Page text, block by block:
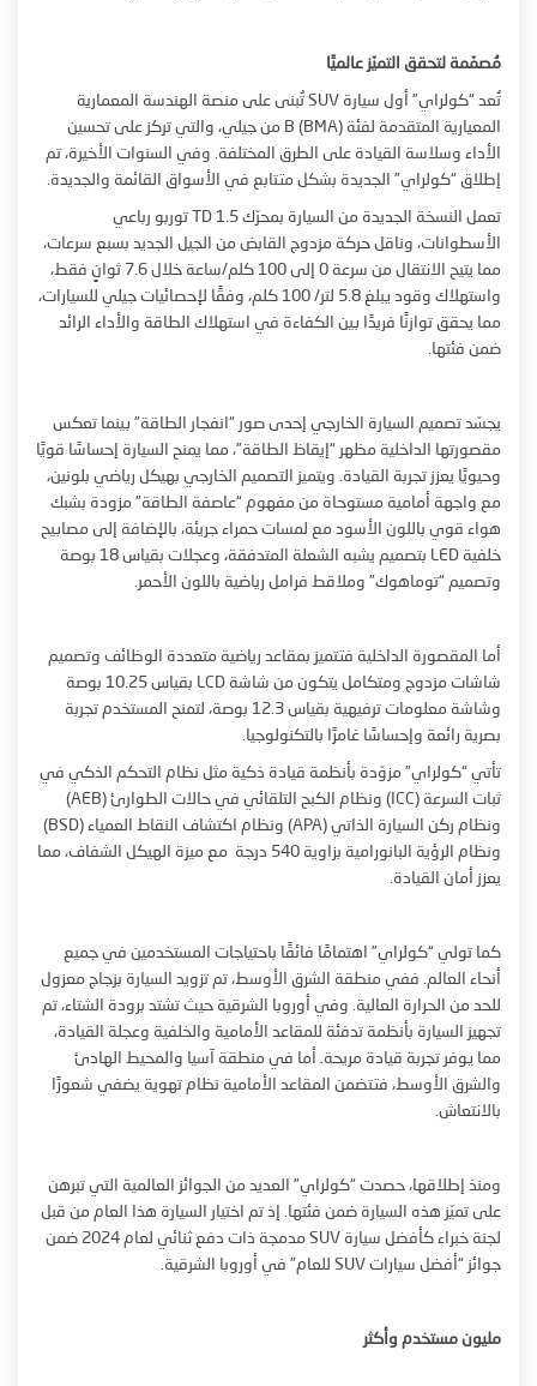
مُصمّمة لتحقق التميّز عالميًا
تُعد “كولراي” أول سيارة SUV تُبنى على منصة الهندسة المعمارية
المعيارية المتقدمة لفئة B (BMA) من جيلي، والتي تركز على تحسين
الأداء وسلاسة القيادة على الطرق المختلفة. وفي السنوات الأخيرة، تم
إطلاق “كولراي” الجديدة بشكل متتابع في الأسواق القائمة والجديدة.
تعمل النسخة الجديدة من السيارة بمحرّك 1.5 TD توربو رباعي
الأسطوانات، وناقل حركة مزدوج القابض من الجيل الجديد بسبع سرعات،
مما يتيح الانتقال من سرعة 0 إلى 100 كلم/ساعة خلال 7.6 ثوانٍ فقط،
واستهلاك وقود يبلغ 5.8 لتر/ 100 كلم، وفقًا لإحصائيات جيلي للسيارات،
مما يحقق توازنًا فريدًا بين الكفاءة في استهلاك الطاقة والأداء الرائد
ضمن فئتها.
يجسّد تصميم السيارة الخارجي إحدى صور “انفجار الطاقة” بينما تعكس
مقصورتها الداخلية مظهر “إيقاظ الطاقة”، مما يمنح السيارة إحساسًا قويًا
وحيويًا يعزز تجربة القيادة. ويتميز التصميم الخارجي بهيكل رياضي بلونين،
مع واجهة أمامية مستوحاة من مفهوم “عاصفة الطاقة” مزودة بشبك
هواء قوي باللون الأسود مع لمسات حمراء جريئة، بالإضافة إلى مصابيح
خلفية LED بتصميم يشبه الشعلة المتدفقة، وعجلات بقياس 18 بوصة
وتصميم “توماهوك” وملاقط فرامل رياضية باللون الأحمر.
أما المقصورة الداخلية فتتميز بمقاعد رياضية متعددة الوظائف وتصميم
شاشات مزدوج ومتكامل يتكون من شاشة LCD بقياس 10.25 بوصة
وشاشة معلومات ترفيهية بقياس 12.3 بوصة، لتمنح المستخدم تجربة
بصرية رائعة وإحساسًا غامرًا بالتكنولوجيا.
تأتي “كولراي” مزوّدة بأنظمة قيادة ذكية مثل نظام التحكم الذكي في
ثبات السرعة (ICC) ونظام الكبح التلقائي في حالات الطوارئ (AEB)
ونظام ركن السيارة الذاتي (APA) ونظام اكتشاف النقاط العمياء (BSD)
ونظام الرؤية البانورامية بزاوية 540 درجة مع ميزة الهيكل الشفاف، مما
يعزز أمان القيادة.
كما تولي “كولراي” اهتمامًا فائقًا باحتياجات المستخدمين في جميع
أنحاء العالم. ففي منطقة الشرق الأوسط، تم تزويد السيارة بزجاج معزول
للحد من الحرارة العالية. وفي أوروبا الشرقية حيث تشتد برودة الشتاء، تم
تجهيز السيارة بأنظمة تدفئة للمقاعد الأمامية والخلفية وعجلة القيادة،
مما يوفر تجربة قيادة مريحة. أما في منطقة آسيا والمحيط الهادئ
والشرق الأوسط، فتتضمن المقاعد الأمامية نظام تهوية يضفي شعورًا
بالانتعاش.
ومنذ إطلاقها، حصدت “كولراي” العديد من الجوائز العالمية التي تبرهن
على تميّز هذه السيارة ضمن فئتها. إذ تم اختيار السيارة هذا العام من قبل
لجنة خبراء كأفضل سيارة SUV مدمجة ذات دفع ثنائي لعام 2024 ضمن
جوائز “أفضل سيارات SUV للعام” في أوروبا الشرقية.
مليون مستخدم وأكثر